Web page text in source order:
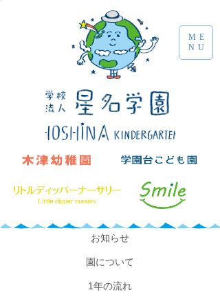
ME
NU
​お知らせ
園について
​1年の流れ